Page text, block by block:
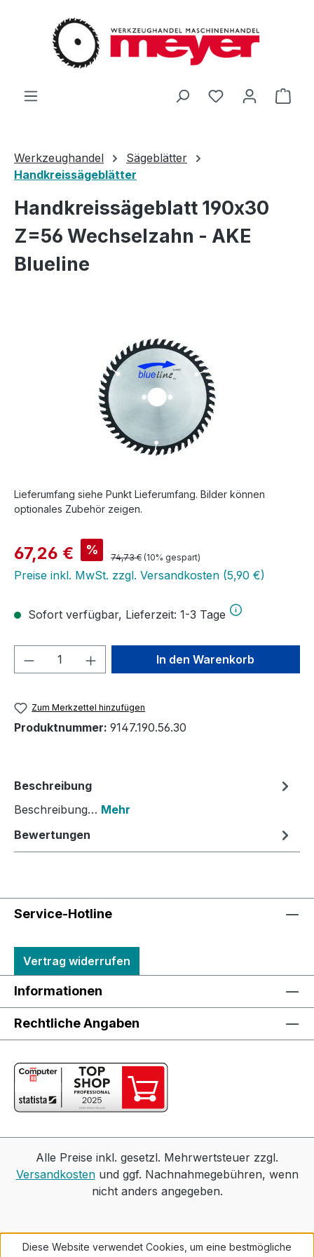
Zum Hauptinhalt springen
Du hast 0
Werkzeughandel
Sägeblätter
Handkreissägeblätter
Handkreissägeblatt 190x30
Z=56 Wechselzahn - AKE
Blueline
Lieferumfang siehe Punkt Lieferumfang. Bilder können
optionales Zubehör zeigen.
Verkaufspreis:
67,26 € % Regulärer Preis:
74,73 € (10% gespart)
Preise inkl. MwSt. zzgl. Versandkosten (5,90 €)
Sofort verfügbar, Lieferzeit: 1-3 Tage
Produkt Anzahl: Gib denIn den Warenkorb
Zum Merkzettel hinzufügen
Produktnummer: 9147.190.56.30
Beschreibung
Beschreibung… Mehr
Bewertungen
Service-Hotline
Vertrag widerrufen
Informationen
Rechtliche Angaben
Alle Preise inkl. gesetzl. Mehrwertsteuer zzgl.
Versandkostenund ggf. Nachnahmegebühren, wenn
nicht anders angegeben.
Diese Website verwendet Cookies, um eine bestmögliche